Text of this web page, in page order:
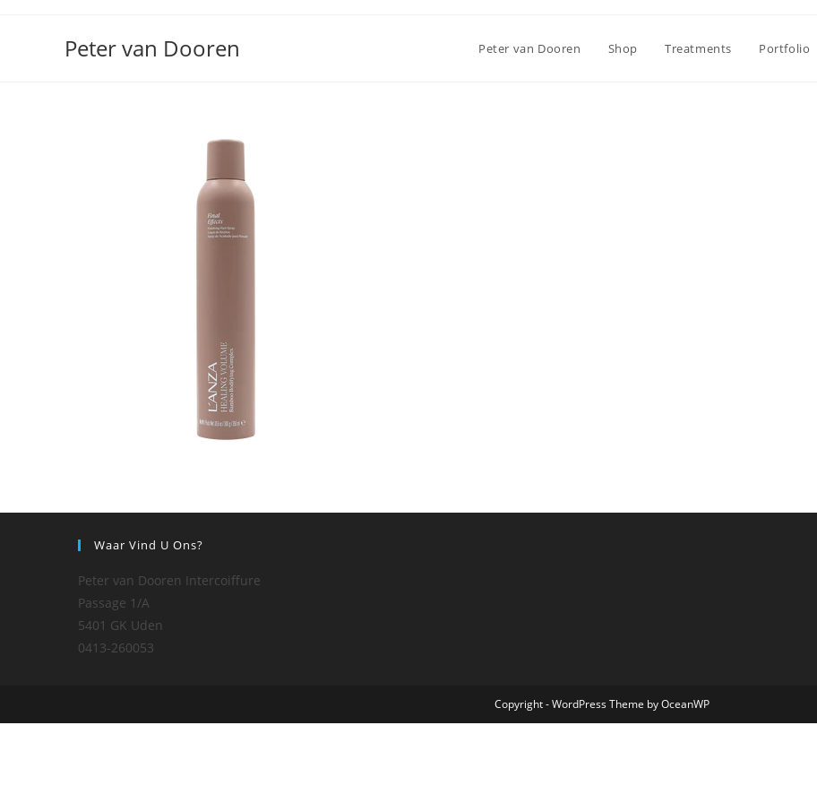
Peter van Dooren Peter van Dooren Shop Treatments Portfolio
Waar Vind U Ons?
Peter van Dooren Intercoiffure
Passage 1/A
5401 GK Uden
0413-260053
Copyright - WordPress Theme by OceanWP